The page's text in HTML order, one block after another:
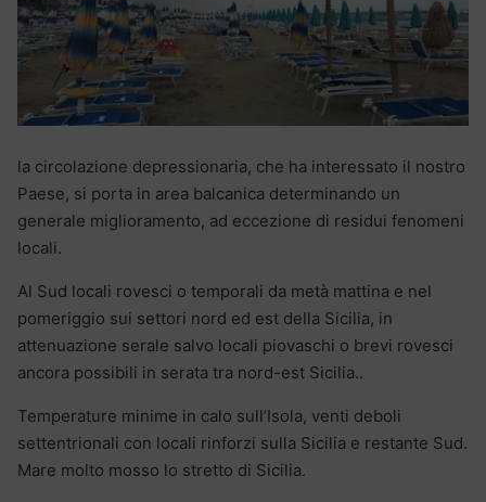
la circolazione depressionaria, che ha interessato il nostro
Paese, si porta in area balcanica determinando un
generale miglioramento, ad eccezione di residui fenomeni
locali.
Al Sud locali rovesci o temporali da metà mattina e nel
pomeriggio sui settori nord ed est della Sicilia, in
attenuazione serale salvo locali piovaschi o brevi rovesci
ancora possibili in serata tra nord-est Sicilia..
Temperature minime in calo sull’Isola, venti deboli
settentrionali con locali rinforzi sulla Sicilia e restante Sud.
Mare molto mosso lo stretto di Sicilia.